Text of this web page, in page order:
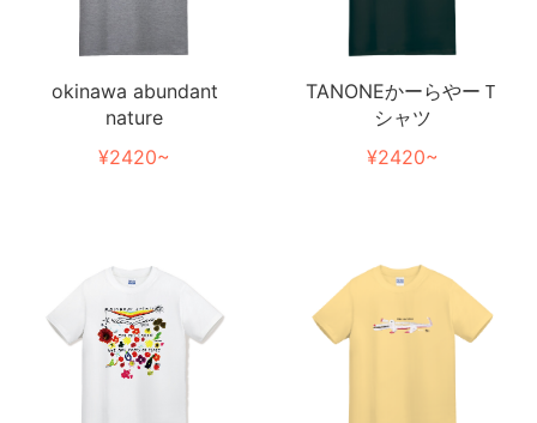
okinawa abundant
nature
¥2420~
TANONEかーらやーＴ
シャツ
¥2420~